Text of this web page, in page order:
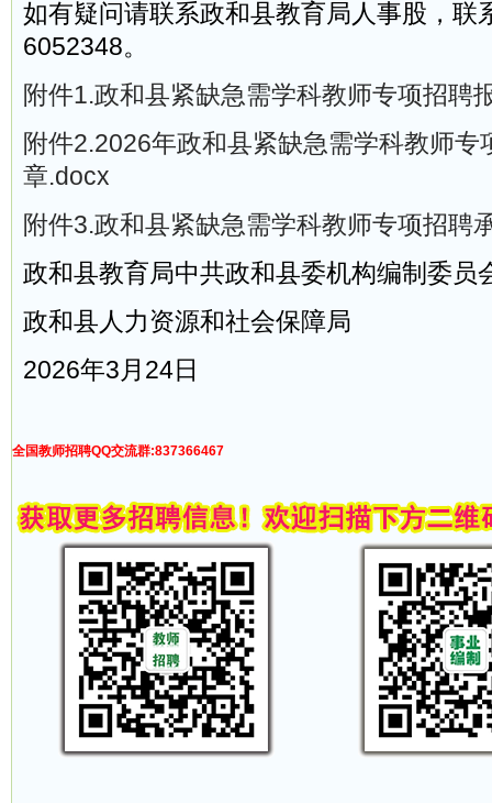
如有疑问请联系政和县教育局人事股，联
6052348。
附件1.政和县紧缺急需学科教师专项招聘
附件2.2026年政和县紧缺急需学科教师专
章.docx
附件3.政和县紧缺急需学科教师专项招聘
政和县教育局中共政和县委机构编制委员
政和县人力资源和社会保障局
2026年3月24日
全国教师招聘QQ交流群:837366467